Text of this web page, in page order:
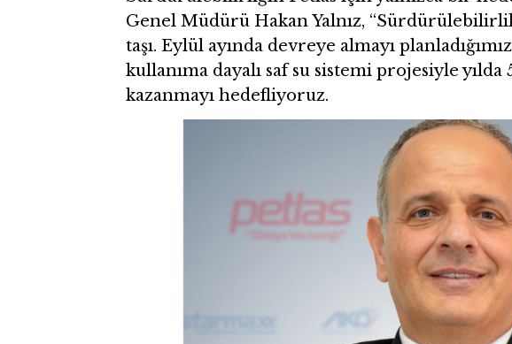
Genel Müdürü Hakan Yalnız,
taşı. Eylül ayında devreye almayı
kullanıma dayalı saf su sistemi projesiyle
kazanmayı hedefliyoruz.